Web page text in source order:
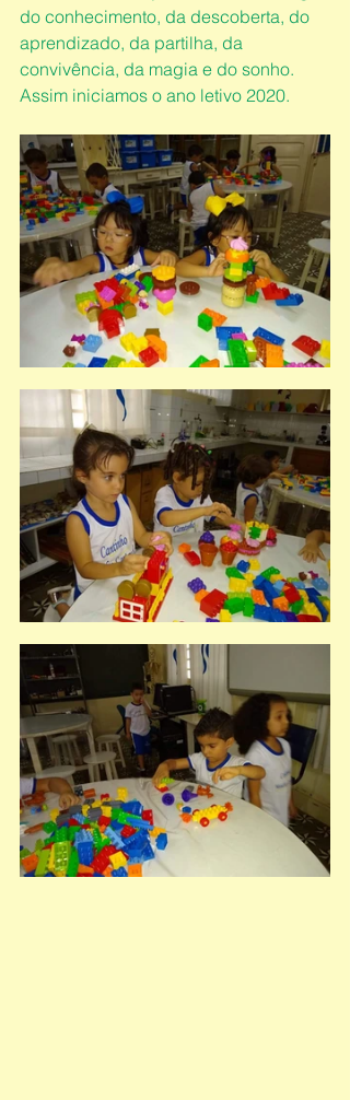
do conhecimento, da descoberta, do
aprendizado, da partilha, da
convivência, da magia e do sonho.
Assim iniciamos o ano letivo 2020.